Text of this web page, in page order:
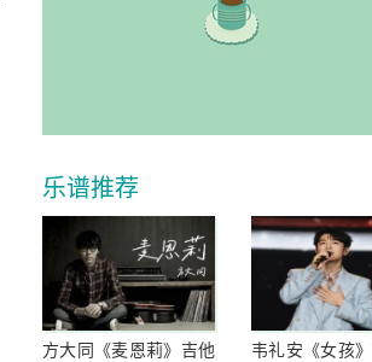
乐谱推荐
方大同《麦恩莉》吉他
韦礼安《女孩